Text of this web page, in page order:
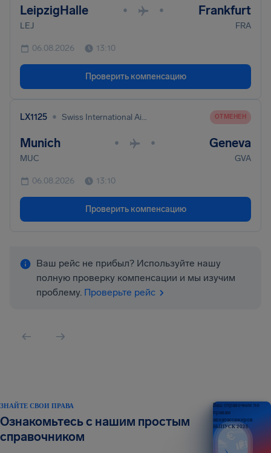
LeipzigHalle • • Frankfurt
LEJ FRA
06.08.2026 13:10
Проверить компенсацию
LX1125 • Swiss International Air Lines ОТМЕНЕН
Munich • • Geneva
MUC GVA
06.08.2026 13:10
Проверить компенсацию
Ваш рейс не прибыл? Используйте нашу
полную проверку компенсации и мы изучим
проблему. Проверьте рейс
ЗНАЙТЕ СВОИ ПРАВА
Ознакомьтесь с нашим простым
справочником
Ваш справочник по
правам
авиапассажиров
ВЫПУСК 2026